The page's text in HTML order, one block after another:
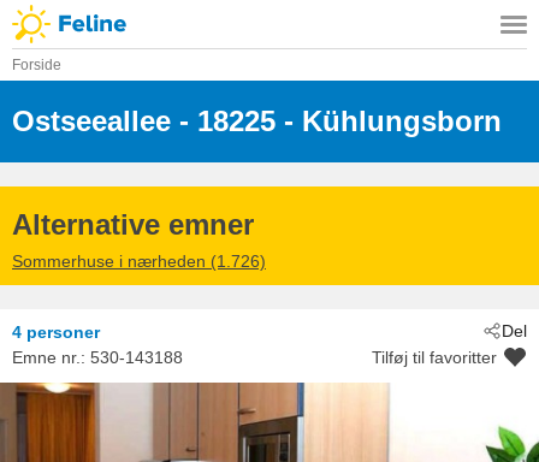
Forside
Ostseeallee - 18225 - Kühlungsborn
Alternative emner
Sommerhuse i nærheden (1.726)
Del
4 personer
Emne nr.: 530-143188 Tilføj til favoritter